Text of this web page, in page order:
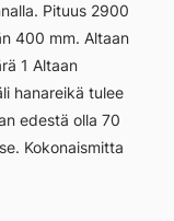
Pituus 2900
400 mm. Altaan
1 Altaan
hanareikä tulee
edestä olla 70
Kokonaismitta